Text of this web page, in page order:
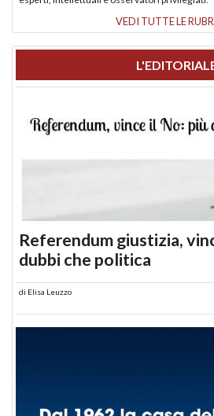
VEDI TUTTE LE
Referendum giustizia,
dubbi che politica
di Elisa Leuzzo